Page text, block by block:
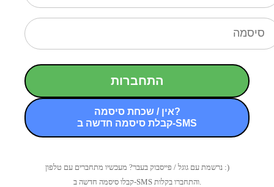
התחברות
אין / שכחת סיסמה?
קבלת סיסמה חדשה ב-SMS
נרשמת עם גוגל / פייסבוק בעבר? מעכשיו מתחברים עם טלפון :)
קבלו סיסמה חדשה ב-SMS והתחברו בקלות.